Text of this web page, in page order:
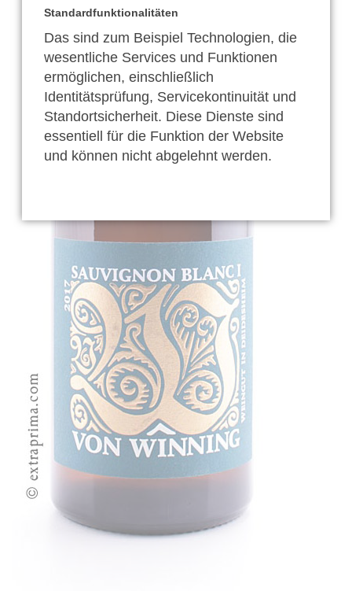
Standardfunktionalitäten
Das sind zum Beispiel Technologien, die
wesentliche Services und Funktionen
ermöglichen, einschließlich
Identitätsprüfung, Servicekontinuität und
Standortsicherheit. Diese Dienste sind
essentiell für die Funktion der Website
und können nicht abgelehnt werden.